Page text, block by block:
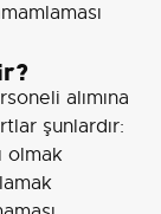
alımına
şunlardır:
olmak